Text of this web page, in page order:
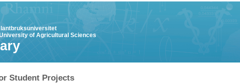
of Agricultural Sciences
Student Projects